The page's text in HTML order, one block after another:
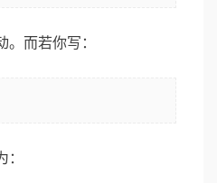
。而若你写：